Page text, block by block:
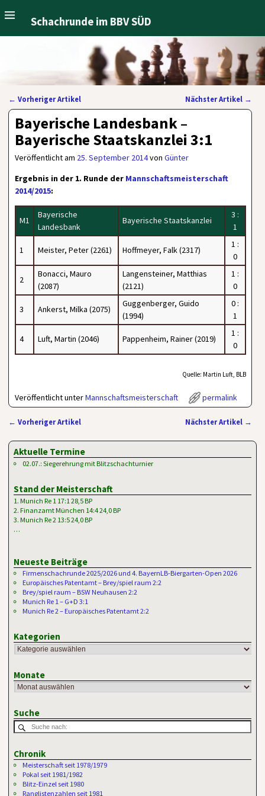
Schachrunde im BBV SÜD
Artikelnavigation
← Vorheriger Artikel Nächster Artikel →
Bayerische Landesbank –
Bayerische Staatskanzlei 3:1
Veröffentlicht am 25. September 2014vonGünter
Ergebnis in der 1. Runde der Mannschaftsmeisterschaft
2014/2015:
M1
Bayerische
Landesbank
Bayerische Staatskanzlei
3 :
1
1 Meister, Peter (2261) Hoffmeyer, Falk (2317)
1 :
0
2
Bonacci, Mauro
(2087)
Langensteiner, Matthias
(2121)
1 :
0
3 Ankerst, Milka (2075)
Guggenberger, Guido
(1994)
0 :
1
4 Luft, Martin (2046) Pappenheim, Rainer (2019)
1 :
0
Quelle: Martin Luft, BLB
Veröffentlicht unterMannschaftsmeisterschaft permalink
← Vorheriger Artikel Nächster Artikel →
Aktuelle Termine
02.07.: Siegerehrung mit Blitzschachturnier
Stand der Meisterschaft
1. Munich Re 1 17:1 28,5 BP
2. Finanzamt München 14:4 24,0 BP
3. Munich Re 2 13:5 24,0 BP
…
Neueste Beiträge
Firmenschachrunde 2025/2026 und 4. BayernLB-Biergarten-Open 2026
Europäisches Patentamt – Brey/spiel raum 2:2
Brey/spiel raum – BSW Neuhausen 2:2
Munich Re 1 – G+D 3:1
Munich Re 2 – Europäisches Patentamt 2:2
Kategorien
Monate
Suche
Chronik
Meisterschaft seit 1978/1979
Pokal seit 1981/1982
Blitz-Einzel seit 1980
Ranglistenzahlen seit 1981